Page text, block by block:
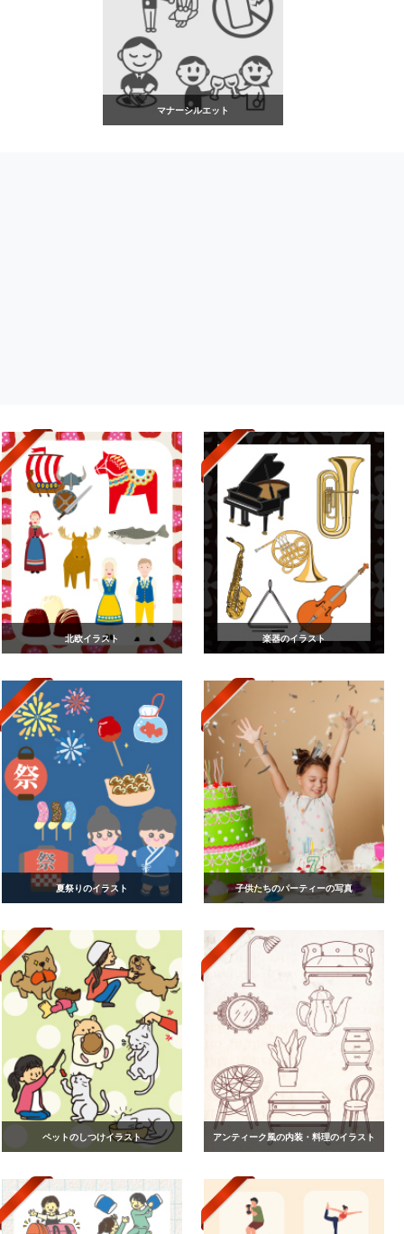
マナーシルエット
北欧イラスト 楽器のイラスト
夏祭りのイラスト 子供たちのパーティーの写真
ペットのしつけイラスト アンティーク風の内装・料理のイラスト